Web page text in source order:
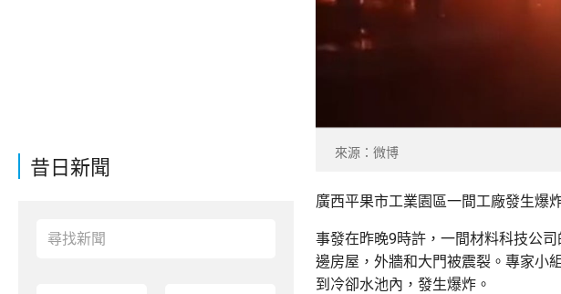
昔日新聞
來源：微博
廣西平果市工業園區一間工廠發生爆
事發在昨晚9時許，一間材料科技公
邊房屋，外牆和大門被震裂。專家小
到冷卻水池內，發生爆炸。